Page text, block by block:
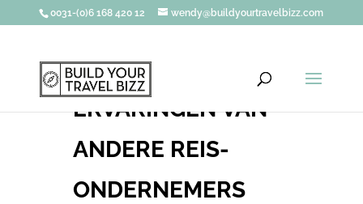
0031-(0)6 168 420 12 wendy@buildyourtravelbizz.com
ERVARINGEN VAN
ANDERE REIS-
ONDERNEMERS